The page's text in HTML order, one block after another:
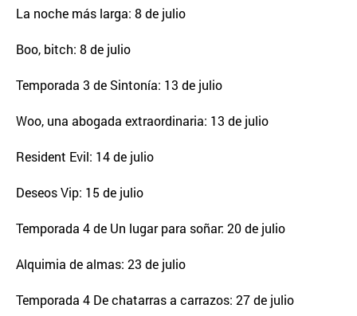
La noche más larga: 8 de julio
Boo, bitch: 8 de julio
Temporada 3 de Sintonía: 13 de julio
Woo, una abogada extraordinaria: 13 de julio
Resident Evil: 14 de julio
Deseos Vip: 15 de julio
Temporada 4 de Un lugar para soñar: 20 de julio
Alquimia de almas: 23 de julio
Temporada 4 De chatarras a carrazos: 27 de julio